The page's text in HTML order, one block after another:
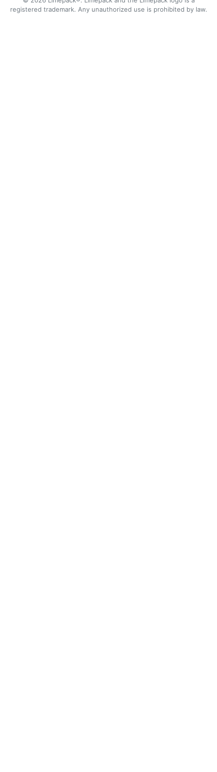
registered trademark. Any unauthorized use is prohibited by law.